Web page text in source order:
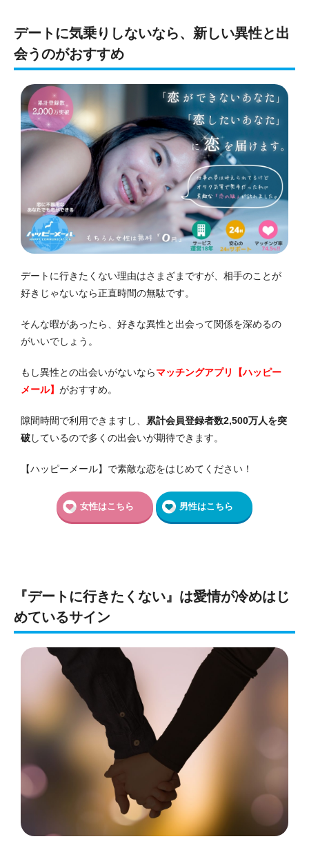
デートに気乗りしないなら、新しい異性と出
会うのがおすすめ
デートに行きたくない理由はさまざまですが、相手のことが
好きじゃないなら正直時間の無駄です。
そんな暇があったら、好きな異性と出会って関係を深めるの
がいいでしょう。
もし異性との出会いがないならマッチングアプリ【ハッピー
メール】 がおすすめ。
隙間時間で利用できますし、 累計会員登録者数2,500万人を突
破しているので多くの出会いが期待できます。
【ハッピーメール】で素敵な恋をはじめてください！
女性はこちら 男性はこちら
『デートに行きたくない』は愛情が冷めはじ
めているサイン